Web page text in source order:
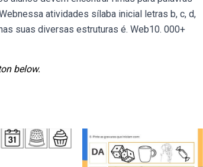
atividades sílaba inicial letras b, c, d,
suas diversas estruturas é. Web10. 000+
below.